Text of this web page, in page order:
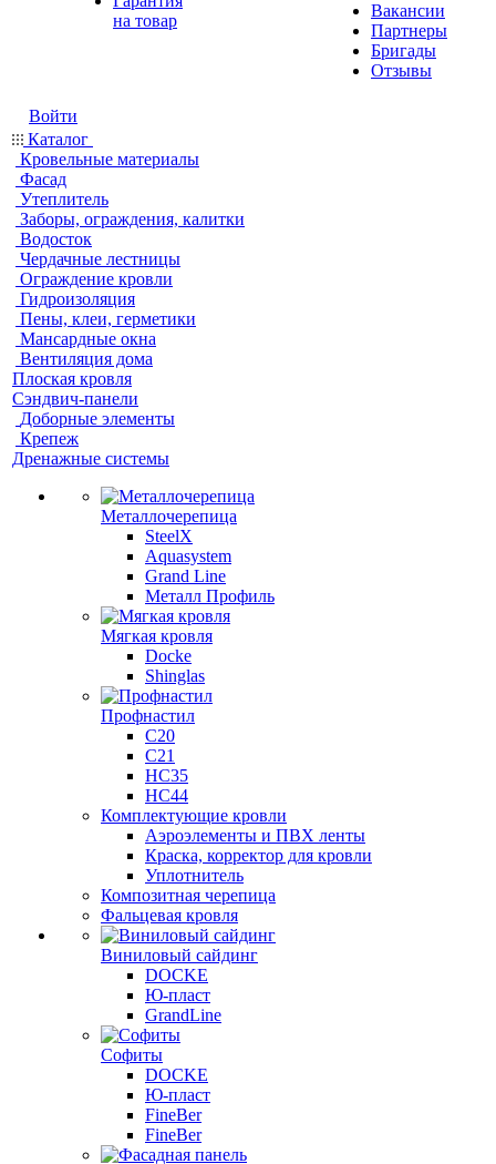
на товар
Вакансии
Партнеры
Бригады
Отзывы
Войти
Каталог
Кровельные материалы
Фасад
Утеплитель
Заборы, ограждения, калитки
Водосток
Чердачные лестницы
Ограждение кровли
Гидроизоляция
Пены, клеи, герметики
Мансардные окна
Вентиляция дома
Плоская кровля
Сэндвич-панели
Доборные элементы
Крепеж
Дренажные системы
Металлочерепица
SteelX
Aquasystem
Grand Line
Металл Профиль
Мягкая кровля
Docke
Shinglas
Профнастил
C20
C21
НС35
НС44
Комплектующие кровли
Аэроэлементы и ПВХ ленты
Краска, корректор для кровли
Уплотнитель
Композитная черепица
Фальцевая кровля
Виниловый сайдинг
DOCKE
Ю-пласт
GrandLine
Софиты
DOCKE
Ю-пласт
FineBer
FineBer